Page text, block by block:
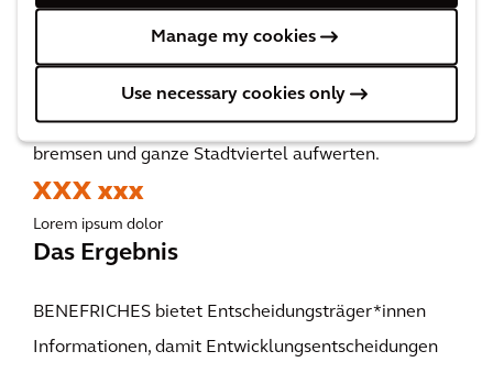
Manage my cookies
Use necessary cookies only
Das Ergebnis
Mit dem Fokus auf Brachflächenentwicklung können
Entscheidungsträger die Flächenversiegelung
bremsen und ganze Stadtviertel aufwerten.
XXX xxx
Lorem ipsum dolor
Das Ergebnis
BENEFRICHES bietet Entscheidungsträger*innen
Informationen, damit Entwicklungsentscheidungen